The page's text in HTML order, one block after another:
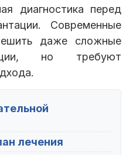
диагностика перед
Современные
даже сложные
но требуют
лечения